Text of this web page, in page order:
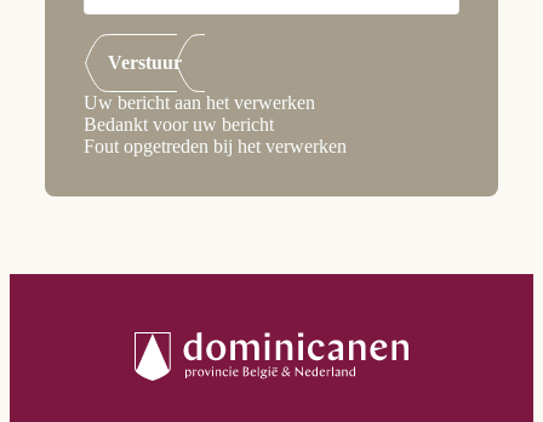
Verstuur
Uw bericht aan het verwerken
Bedankt voor uw bericht
Fout opgetreden bij het verwerken